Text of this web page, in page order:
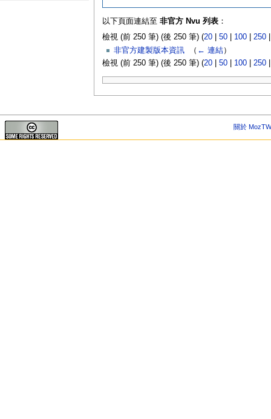
以下頁面連結至 非官方 Nvu 列表：
檢視 (前 250 筆) (後 250 筆) (20| 50| 100| 250
非官方建製版本資訊‎ （ ← 連結）
檢視 (前 250 筆) (後 250 筆) (20| 50| 100| 250
關於